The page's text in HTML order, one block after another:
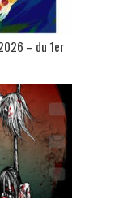
– du 1er